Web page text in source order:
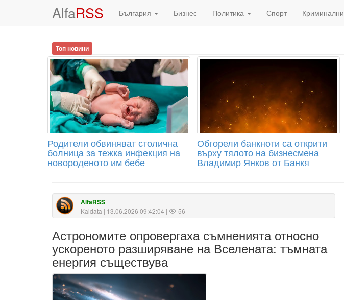
AlfaRSS България Бизнес Политика Спорт Криминални
Топ новини
Родители обвиняват столична
болница за тежка инфекция на
новороденото им бебе
Обгорели банкноти са открити
върху тялото на бизнесмена
Владимир Янков от Банкя
AlfaRSS
Kaldata | 13.06.2026 09:42:04 | 56
Астрономите опровергаха съмненията относно
ускореното разширяване на Вселената: тъмната
енергия съществува